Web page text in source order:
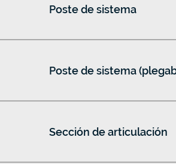
Poste de sistema
Poste de sistema
Sección de articulación